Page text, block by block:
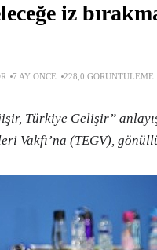
iz
7 AY ÖNCE 228,0 GÖRÜNTÜLEME
Türkiye Gelişir”
Vakfı’na (TEGV),